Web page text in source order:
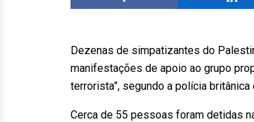
Dezenas de simpatizantes do
manifestações de apoio ao grupo
terrorista”, segundo a polícia
Cerca de 55 pessoas foram detidas